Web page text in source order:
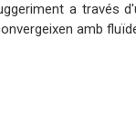
a través
amb